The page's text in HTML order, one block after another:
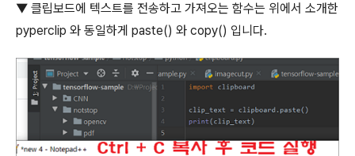
▼ 클립보드에 텍스트를 전송하고 가져오는 함수는 위에서 소개한
pyperclip 와 동일하게 paste() 와 copy() 입니다.